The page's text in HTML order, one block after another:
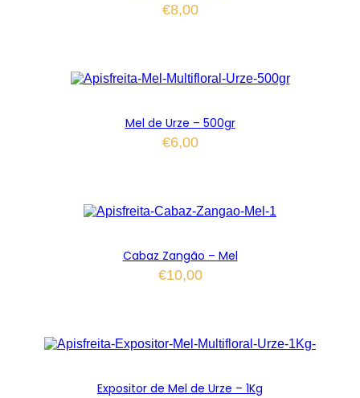
€8,00
Mel de Urze – 500gr
€6,00
Cabaz Zangão – Mel
€10,00
Expositor de Mel de Urze – 1Kg